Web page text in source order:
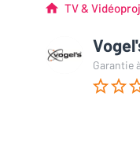
TV &
Garantie